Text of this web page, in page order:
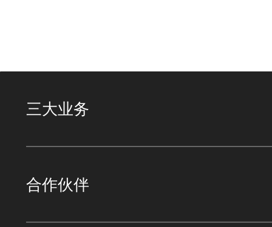
三大业务
合作伙伴